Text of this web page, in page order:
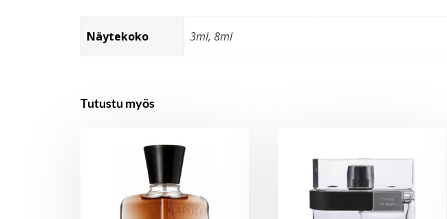
Näytekoko 3ml, 8ml
Tutustu myös